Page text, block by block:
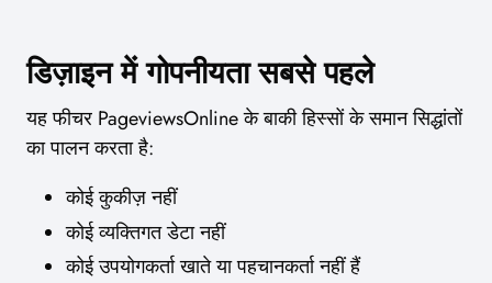
डिज़ाइन में गोपनीयता सबसे पहले
यह फीचर PageviewsOnline के बाकी हिस्सों के समान सिद्धांतों
का पालन करता है:
कोई कुकीज़ नहीं
कोई व्यक्तिगत डेटा नहीं
कोई उपयोगकर्ता खाते या पहचानकर्ता नहीं हैं